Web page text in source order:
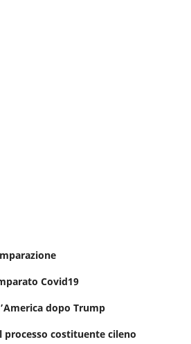
Covid19
dopo Trump
processo costituente cileno